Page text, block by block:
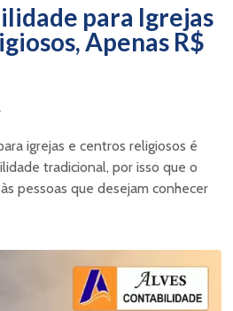
para Igrejas
Apenas R$
igrejas e centros religiosos é
tradicional, por isso que o
pessoas que desejam conhecer